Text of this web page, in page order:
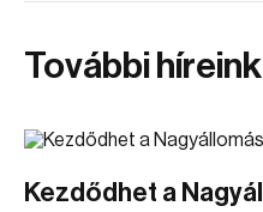
További híreink
Kezdődhet a